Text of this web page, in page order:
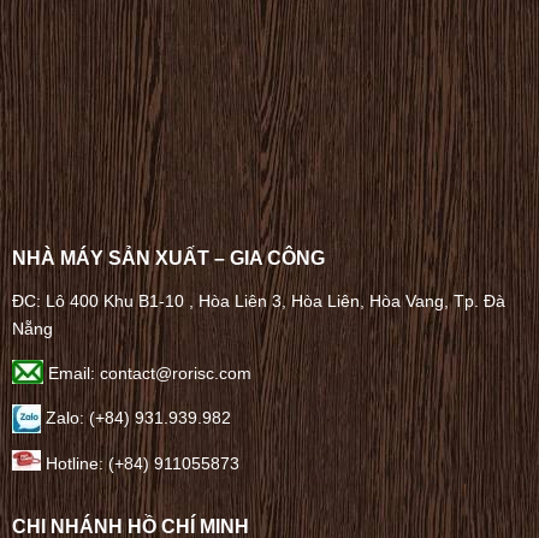
NHÀ MÁY SẢN XUẤT – GIA CÔNG
ĐC: Lô 400 Khu B1-10 , Hòa Liên 3, Hòa Liên, Hòa Vang, Tp. Đà
Nẵng
Email: contact@rorisc.com
Zalo: (+84) 931.939.982
Hotline: (+84) 911055873
CHI NHÁNH HỒ CHÍ MINH